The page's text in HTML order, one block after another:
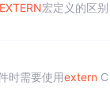
EXTERN宏定义的区
时需要使用extern